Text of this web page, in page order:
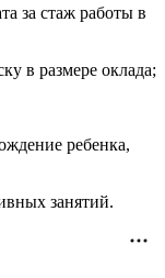
за стаж работы в
в размере оклада;
ребенка,
занятий.